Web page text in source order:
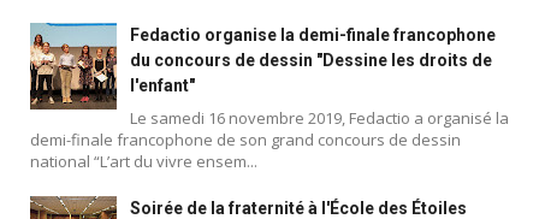
Fedactio organise la demi-finale francophone
du concours de dessin "Dessine les droits de
l'enfant"
Le samedi 16 novembre 2019, Fedactio a organisé la
demi-finale francophone de son grand concours de dessin
national “L’art du vivre ensem...
Soirée de la fraternité à l'École des Étoiles